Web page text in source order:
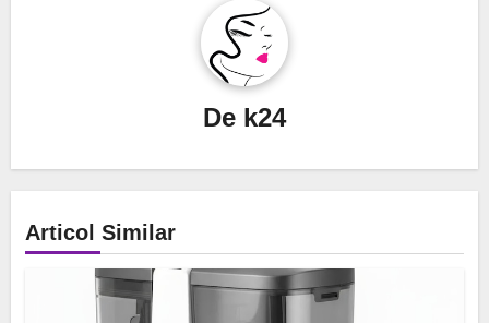
De k24
Articol Similar